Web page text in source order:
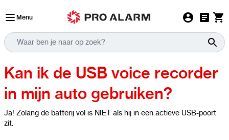
Menu
Kan ik de USB voice recorder
in mijn auto gebruiken?
Ja! Zolang de batterij vol is NIET als hij in een actieve USB-poort
zit.